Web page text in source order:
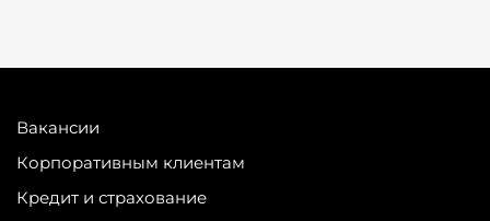
Вакансии
Корпоративным клиентам
Кредит и страхование